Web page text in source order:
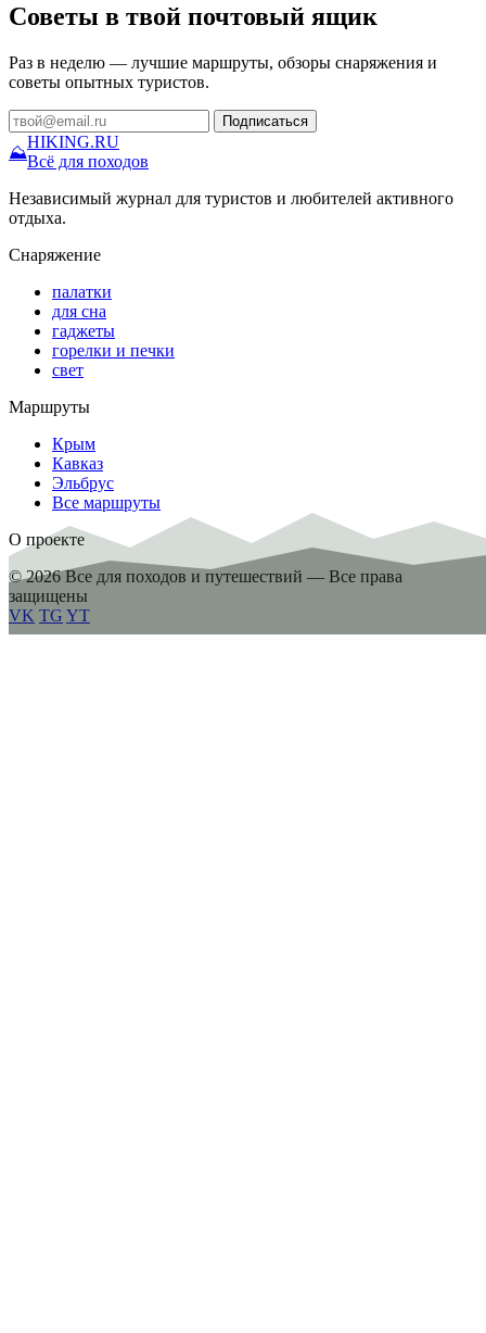
Советы в твой почтовый ящик
Раз в неделю — лучшие маршруты, обзоры снаряжения и
советы опытных туристов.
Подписаться
⛰
HIKING.RU
Всё для походов
Независимый журнал для туристов и любителей активного
отдыха.
Снаряжение
палатки
для сна
гаджеты
горелки и печки
свет
Маршруты
Крым
Кавказ
Эльбрус
Все маршруты
О проекте
© 2026 Все для походов и путешествий — Все права
защищены
VK TG YT